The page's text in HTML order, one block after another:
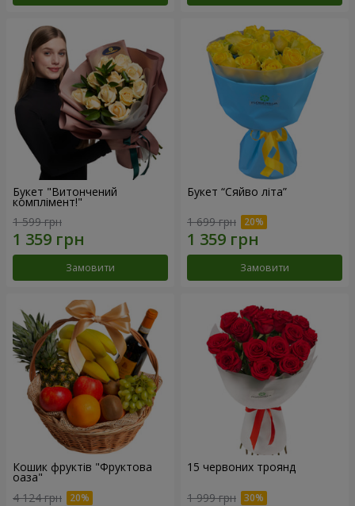
Букет "Витончений
комплімент!"
1 599 грн
Замовити
Букет “Сяйво літа”
1 699 грн
Замовити
Кошик фруктів "Фруктова
оаза"
4 124 грн
15 червоних троянд
1 999 грн